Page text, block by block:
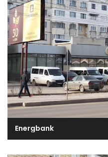
Energbank